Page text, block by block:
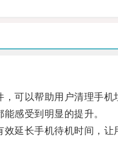
以帮助用户清理手机
感受到明显的提升。
长手机待机时间，让